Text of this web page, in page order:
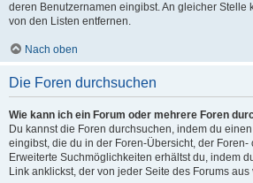
deren Benutzernamen eingibst. An gleicher Stelle
von den Listen entfernen.
Nach oben
Die Foren durchsuchen
Wie kann ich ein Forum oder mehrere Foren
Du kannst die Foren durchsuchen, indem du
eingibst, die du in der Foren-Übersicht, der
Erweiterte Suchmöglichkeiten erhältst du, indem
Link anklickst, der von jeder Seite des Forums aus